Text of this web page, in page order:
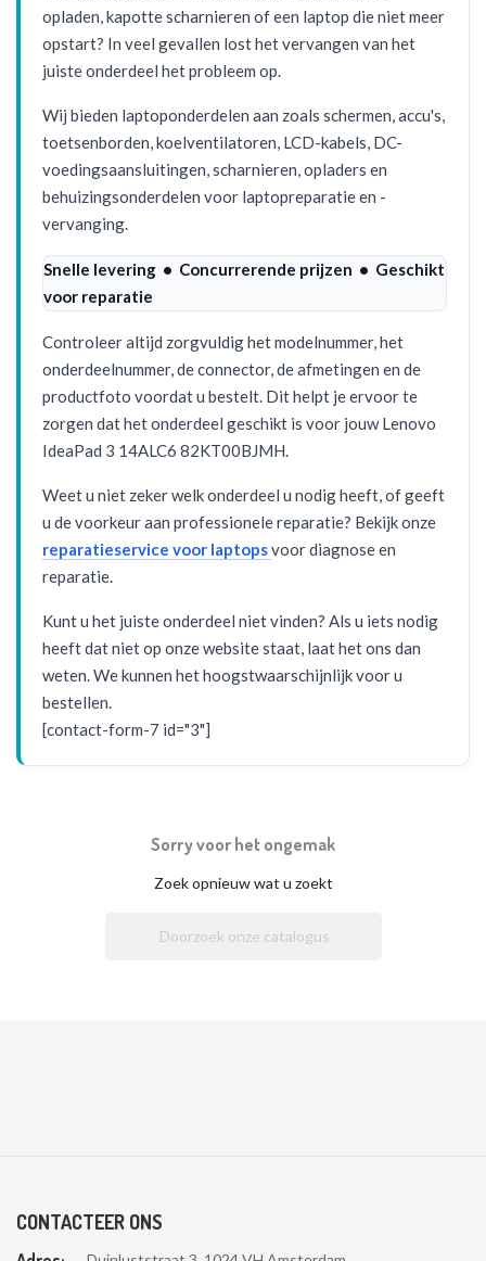
opladen, kapotte scharnieren of een laptop die niet meer
opstart? In veel gevallen lost het vervangen van het
juiste onderdeel het probleem op.
Wij bieden laptoponderdelen aan zoals schermen, accu's,
toetsenborden, koelventilatoren, LCD-kabels, DC-
voedingsaansluitingen, scharnieren, opladers en
behuizingsonderdelen voor laptopreparatie en -
vervanging.
Snelle levering • Concurrerende prijzen • Geschikt
voor reparatie
Controleer altijd zorgvuldig het modelnummer, het
onderdeelnummer, de connector, de afmetingen en de
productfoto voordat u bestelt. Dit helpt je ervoor te
zorgen dat het onderdeel geschikt is voor jouw Lenovo
IdeaPad 3 14ALC6 82KT00BJMH.
Weet u niet zeker welk onderdeel u nodig heeft, of geeft
u de voorkeur aan professionele reparatie? Bekijk onze
reparatieservice voor laptopsvoor diagnose en
reparatie.
Kunt u het juiste onderdeel niet vinden? Als u iets nodig
heeft dat niet op onze website staat, laat het ons dan
weten. We kunnen het hoogstwaarschijnlijk voor u
bestellen.
[contact-form-7 id="3"]
Sorry voor het ongemak
Zoek opnieuw wat u zoekt
CONTACTEER ONS